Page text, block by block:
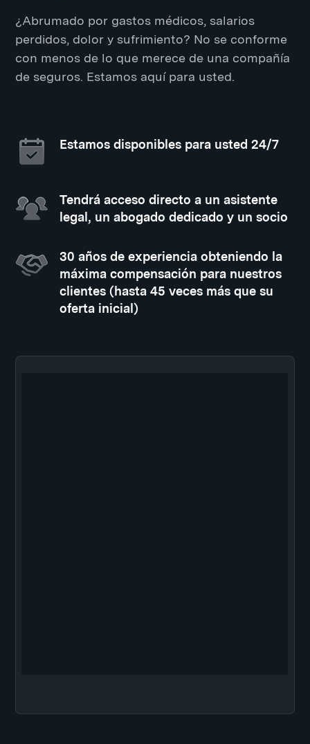
¿Abrumado por gastos médicos, salarios
perdidos, dolor y sufrimiento? No se conforme
con menos de lo que merece de una compañía
de seguros. Estamos aquí para usted.
Estamos disponibles para usted 24/7
Tendrá acceso directo a un asistente
legal, un abogado dedicado y un socio
30 años de experiencia obteniendo la
máxima compensación para nuestros
clientes (hasta 45 veces más que su
oferta inicial)